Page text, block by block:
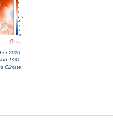
2020
1981-
Climate